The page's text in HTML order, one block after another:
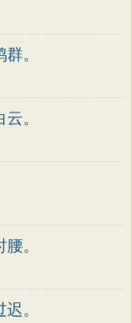
。
。
。
。